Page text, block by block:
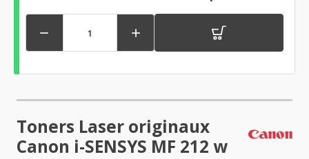
 
Toners Laser originaux
Canon i-SENSYS MF 212 w